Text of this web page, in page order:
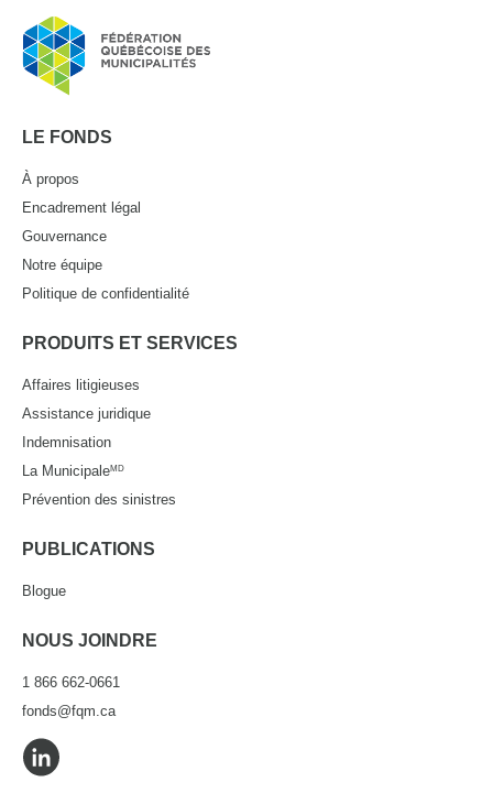
LE FONDS
À propos
Encadrement légal
Gouvernance
Notre équipe
Politique de confidentialité
PRODUITS ET SERVICES
Affaires litigieuses
Assistance juridique
Indemnisation
La MunicipaleMD
Prévention des sinistres
PUBLICATIONS
Blogue
NOUS JOINDRE
1 866 662-0661
fonds@fqm.ca